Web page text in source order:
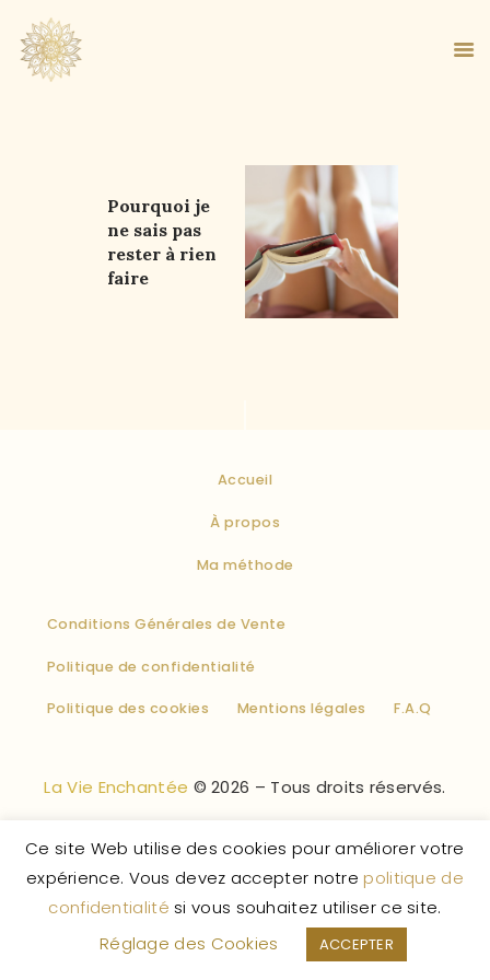
ACCUEIL
À PROPOS
MA MÉTHODE
Pourquoi je
ne sais pas
rester à rien
faire
Accueil
À propos
Ma méthode
Conditions Générales de Vente
Politique de confidentialité
Politique des cookies Mentions légales F.A.Q
La Vie Enchantée © 2026 – Tous droits réservés.
Ce site Web utilise des cookies pour améliorer votre
expérience. Vous devez accepter notre politique de
confidentialité si vous souhaitez utiliser ce site.
Réglage des Cookies
ACCEPTER